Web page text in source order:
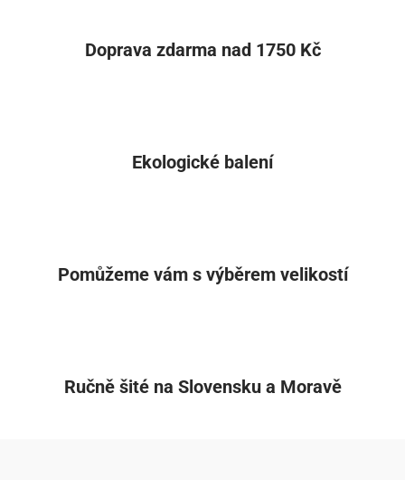
Doprava zdarma nad 1750 Kč
Ekologické balení
Pomůžeme vám s výběrem velikostí
Ručně šité na Slovensku a Moravě